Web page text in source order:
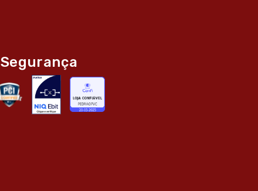
Segurança